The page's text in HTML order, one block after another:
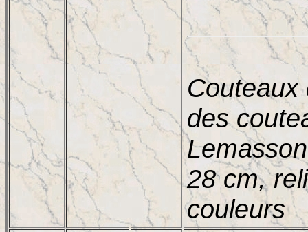
Couteaux
des
28 cm,
couleurs